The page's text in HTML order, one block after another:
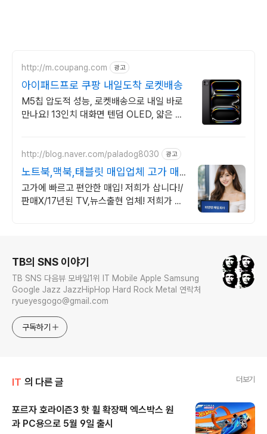
http://m.coupang.com 광고
아이패드프로 쿠팡 내일도착 로켓배송
M5칩 압도적 성능, 로켓배송으로 내일 바로
만나요! 13인치 대화면 텐덤 OLED, 얇은 바
http://blog.naver.com/paladog8030 광고
노트북,맥북,태블릿 매입업체 고가 매
입 회사
고가에 빠르고 편안한 매입! 저희가 삽니다!/
판매X/17년된 TV,뉴스출현 업체! 저희가 고
TB의 SNS 이야기
TB SNS 다음뷰 모바일1위 IT Mobile Apple Samsung
Google Jazz JazzHipHop Hard Rock Metal 연락처
ryueyesgogo@gmail.com
구독하기
IT 의 다른 글 더보기
포르자 호라이즌3 핫 휠 확장팩 엑스박스 원
과 PC용으로 5월 9일 출시